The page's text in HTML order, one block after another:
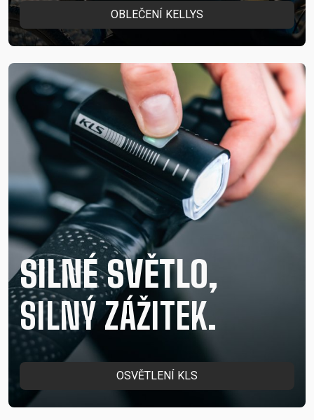
OBLEČENÍ KELLYS
SILNÉ SVĚTLO,
SILNÝ ZÁŽITEK.
OSVĚTLENÍ KLS